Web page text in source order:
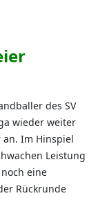
des SV
wieder weiter
an. Im Hinspiel
Leistung
eine
Rückrunde